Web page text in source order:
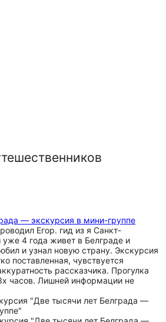
— экскурсия в мини-группе
Егор. гид из я Санкт-
уже 4 года живет в Белграде и
и узнал новую страну. Экскурсия
поставленная, чувствуется
рассказчика. Прогулка
часов. Лишней информации не